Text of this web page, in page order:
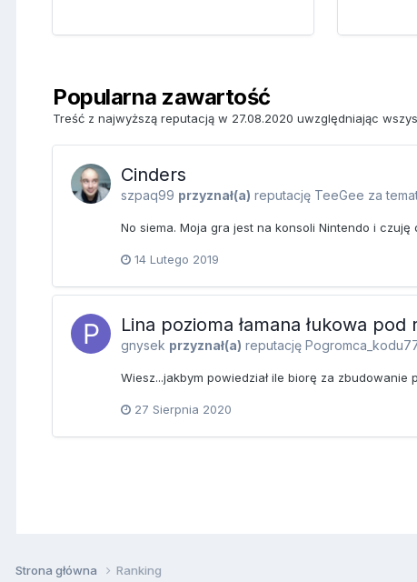
Popularna zawartość
Treść z najwyższą reputacją w 27.08.2020 uwzględniając
Cinders
szpaq99 przyznał(a) reputację TeeGee za
No siema. Moja gra jest na konsoli Nintendo i czuję
14 Lutego 2019
Lina pozioma łamana łukowa
gnysek przyznał(a) reputację
Wiesz...jakbym powiedział ile biorę za
27 Sierpnia 2020
Strona główna Ranking